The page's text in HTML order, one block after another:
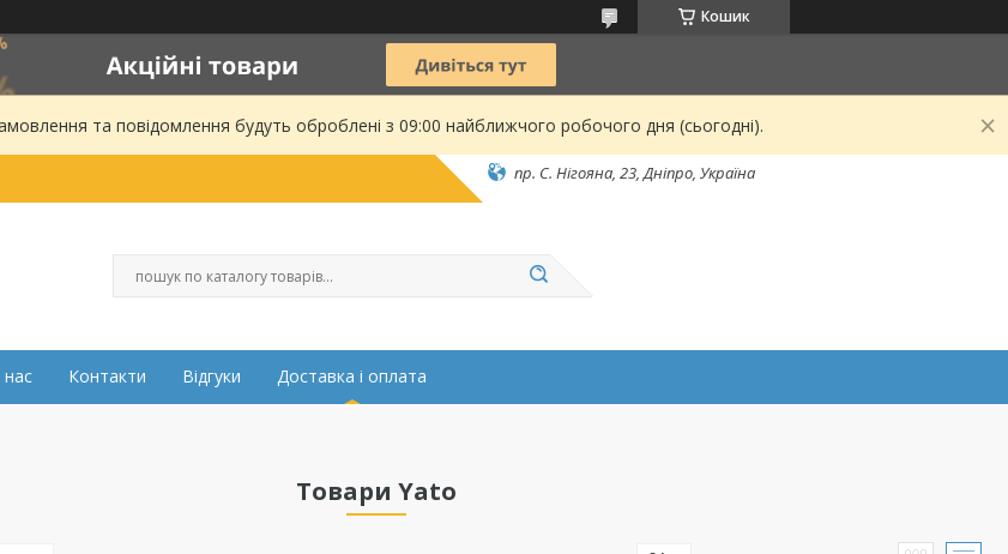
Кошик
та повідомлення будуть оброблені з 09:00 найближчого робочого дня (сьогодні).
пр. С. Нігояна, 23, Дніпро, Україна
Контакти Відгуки Доставка і оплата
Товари Yato